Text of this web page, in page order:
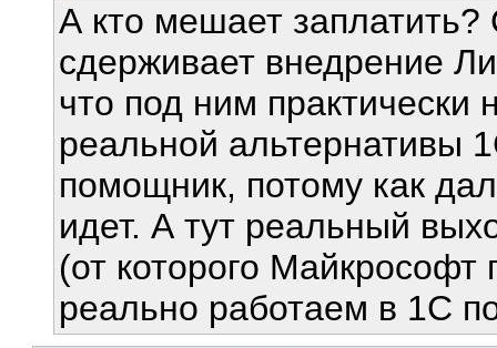
А кто мешает
сдерживает внедрение
что под ним практически
реальной альтернативы
помощник, потому как
идет. А тут реальный
(от которого Майкрософт
реально работаем в 1С